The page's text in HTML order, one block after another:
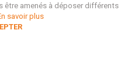
être amenés à déposer différents
savoir plus